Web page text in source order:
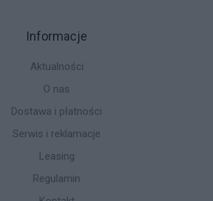
Informacje
Aktualności
O nas
Dostawa i płatności
Serwis i reklamacje
Leasing
Regulamin